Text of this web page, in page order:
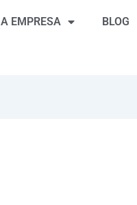
A EMPRESA BLOG